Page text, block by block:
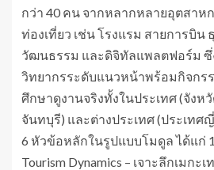
กว่า 40 คน จากหลากหลายอุตสาห
ท่องเที่ยว เช่น โรงแรม สายการบิน
วัฒนธรรม และดิจิทัลแพลตฟอร์ม ซึ่
วิทยากรระดับแนวหน้าพร้อมกิจกร
ศึกษาดูงานจริงทั้งในประเทศ (จังห
จันทบุรี) และต่างประเทศ (ประเท
6 หัวข้อหลักในรูปแบบโมดูล ได้แก่
Tourism Dynamics – เจาะลึกเมก